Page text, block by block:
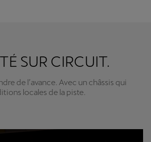
SUR CIRCUIT.
de l’avance. Avec un châssis qui
locales de la piste.